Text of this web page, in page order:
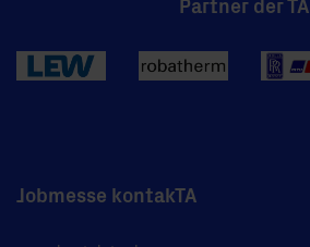
Partner der TA
Jobmesse kontakTA